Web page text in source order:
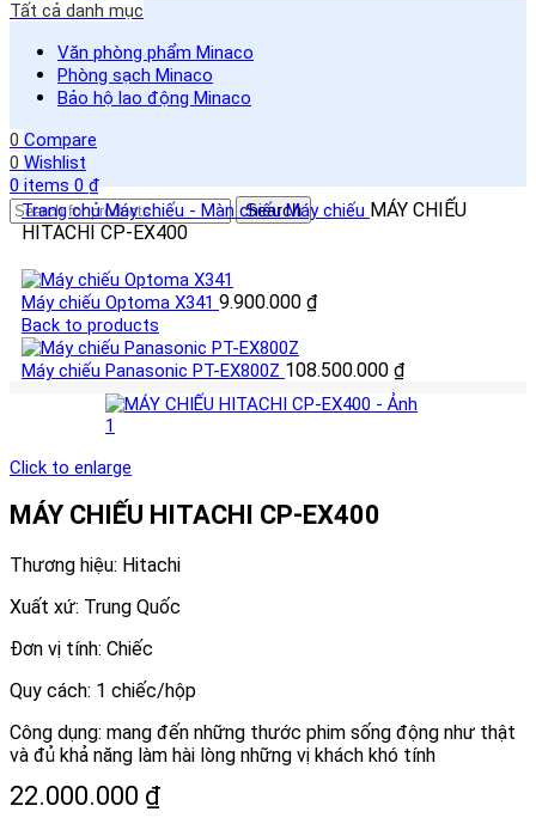
Tất cả danh mục
Văn phòng phẩm Minaco
Phòng sạch Minaco
Bảo hộ lao động Minaco
0 Compare
0 Wishlist
0items 0₫
Search
Trang chủMáy chiếu - Màn chiếuMáy chiếu MÁY CHIẾU
HITACHI CP-EX400
Máy chiếu Optoma X341 9.900.000 ₫
Back to products
Máy chiếu Panasonic PT-EX800Z 108.500.000 ₫
Click to enlarge
MÁY CHIẾU HITACHI CP-EX400
Thương hiệu: Hitachi
Xuất xứ: Trung Quốc
Đơn vị tính: Chiếc
Quy cách: 1 chiếc/hộp
Công dụng: mang đến những thước phim sống động như thật
và đủ khả năng làm hài lòng những vị khách khó tính
22.000.000 ₫